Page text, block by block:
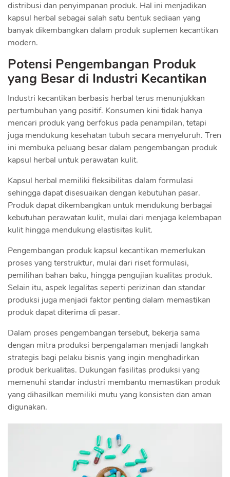
distribusi dan penyimpanan produk. Hal ini menjadikan
kapsul herbal sebagai salah satu bentuk sediaan yang
banyak dikembangkan dalam produk suplemen kecantikan
modern.
Potensi Pengembangan Produk
yang Besar di Industri Kecantikan
Industri kecantikan berbasis herbal terus menunjukkan
pertumbuhan yang positif. Konsumen kini tidak hanya
mencari produk yang berfokus pada penampilan, tetapi
juga mendukung kesehatan tubuh secara menyeluruh. Tren
ini membuka peluang besar dalam pengembangan produk
kapsul herbal untuk perawatan kulit.
Kapsul herbal memiliki fleksibilitas dalam formulasi
sehingga dapat disesuaikan dengan kebutuhan pasar.
Produk dapat dikembangkan untuk mendukung berbagai
kebutuhan perawatan kulit, mulai dari menjaga kelembapan
kulit hingga mendukung elastisitas kulit.
Pengembangan produk kapsul kecantikan memerlukan
proses yang terstruktur, mulai dari riset formulasi,
pemilihan bahan baku, hingga pengujian kualitas produk.
Selain itu, aspek legalitas seperti perizinan dan standar
produksi juga menjadi faktor penting dalam memastikan
produk dapat diterima di pasar.
Dalam proses pengembangan tersebut, bekerja sama
dengan mitra produksi berpengalaman menjadi langkah
strategis bagi pelaku bisnis yang ingin menghadirkan
produk berkualitas. Dukungan fasilitas produksi yang
memenuhi standar industri membantu memastikan produk
yang dihasilkan memiliki mutu yang konsisten dan aman
digunakan.